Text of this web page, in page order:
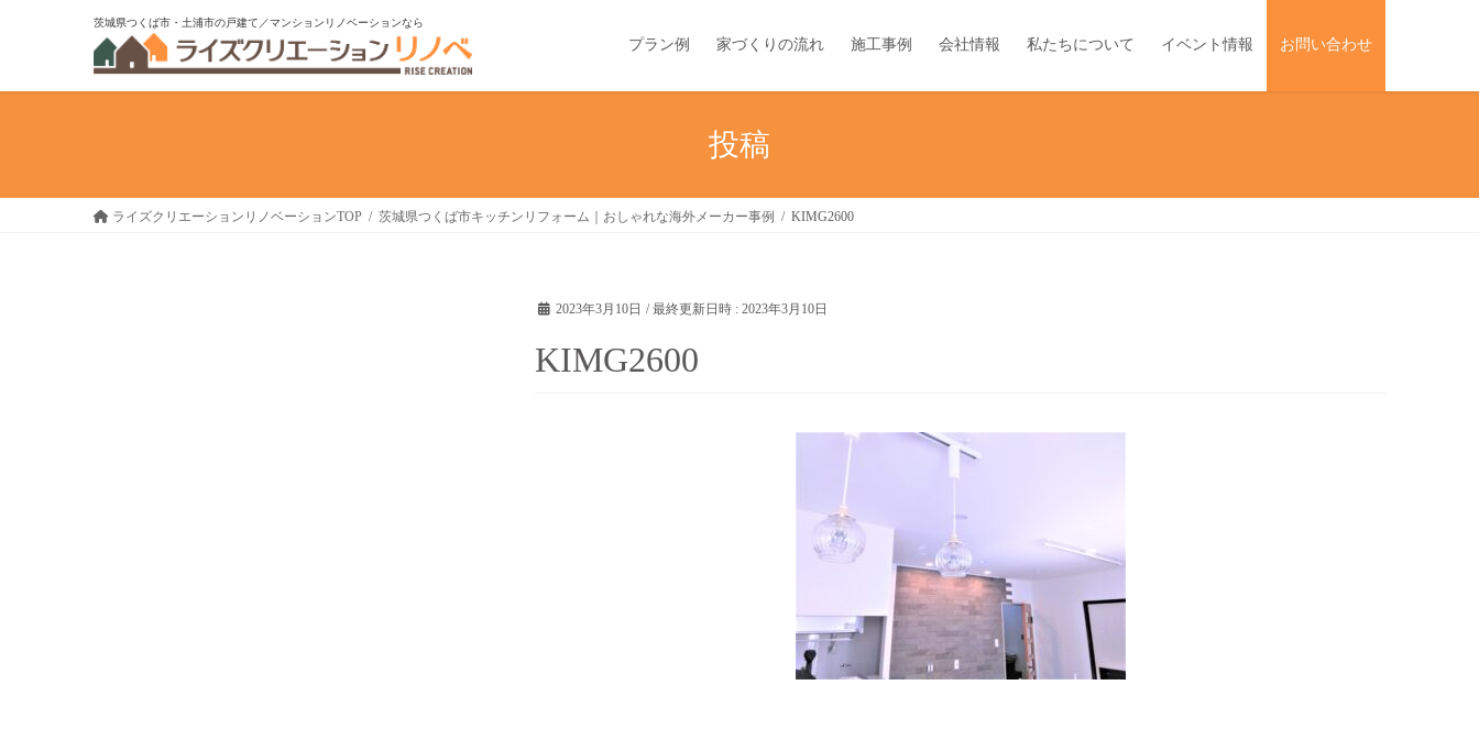
ン
キ
ー
に
茨城県つくば市・土浦市の戸建て／マンションリノベーションなら
プラン例 家づくりの流れ 施工事例 会社情報 私たちについて イベント情報 お問い合わせ
投稿
ライズクリエーションリノベーションTOP 茨城県つくば市キッチンリフォーム｜おしゃれな海外メーカー事例 KIMG2600
2023年3月10日 / 最終更新日時 :2023年3月10日
KIMG2600